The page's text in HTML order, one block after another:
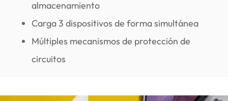
almacenamiento
Carga 3 dispositivos de forma simultánea
Múltiples mecanismos de protección de
circuitos